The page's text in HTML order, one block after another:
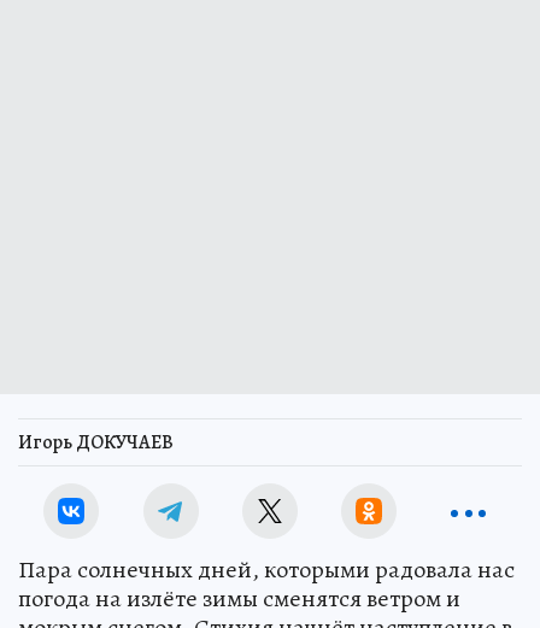
Игорь ДОКУЧАЕВ
Пара солнечных дней, которыми радовала нас
погода на излёте зимы сменятся ветром и